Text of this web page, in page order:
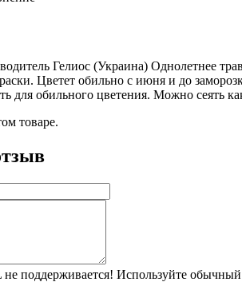
Гелиос (Украина) Однолетнее
Цветет обильно с июня и до
для обильного цветения. Можно сеять
товаре.
поддерживается! Используйте обычный